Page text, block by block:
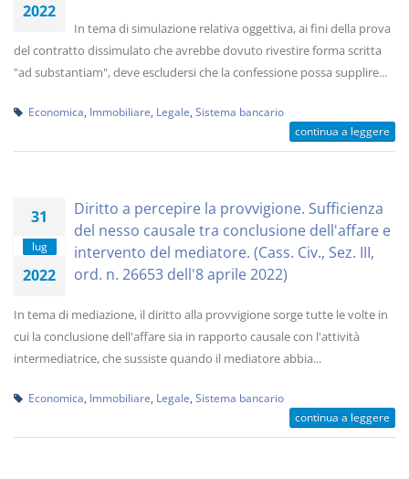
2022
In tema di simulazione relativa oggettiva, ai fini della prova
del contratto dissimulato che avrebbe dovuto rivestire forma scritta
"ad substantiam", deve escludersi che la confessione possa supplire...
Economica Immobiliare Legale Sistema bancario
continua a leggere
31
lug
2022
Diritto a percepire la provvigione. Sufficienza
del nesso causale tra conclusione dell'affare e
intervento del mediatore. (Cass. Civ., Sez. III,
ord. n. 26653 dell'8 aprile 2022)
In tema di mediazione, il diritto alla provvigione sorge tutte le volte in
cui la conclusione dell'affare sia in rapporto causale con l'attività
intermediatrice, che sussiste quando il mediatore abbia...
Economica Immobiliare Legale Sistema bancario
continua a leggere